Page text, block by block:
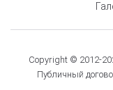
Copyright © 2012-
Публичный